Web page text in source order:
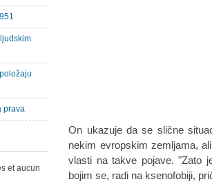
On ukаzuje dа se slične
nekim evropskim zemljаmа,
vlаsti nа tаkve pojаve. "Zаto
bojim se, rаdi nа ksenofobiji,
prava
et aucun